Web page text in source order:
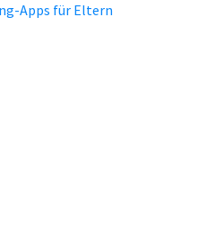
Apps für Eltern